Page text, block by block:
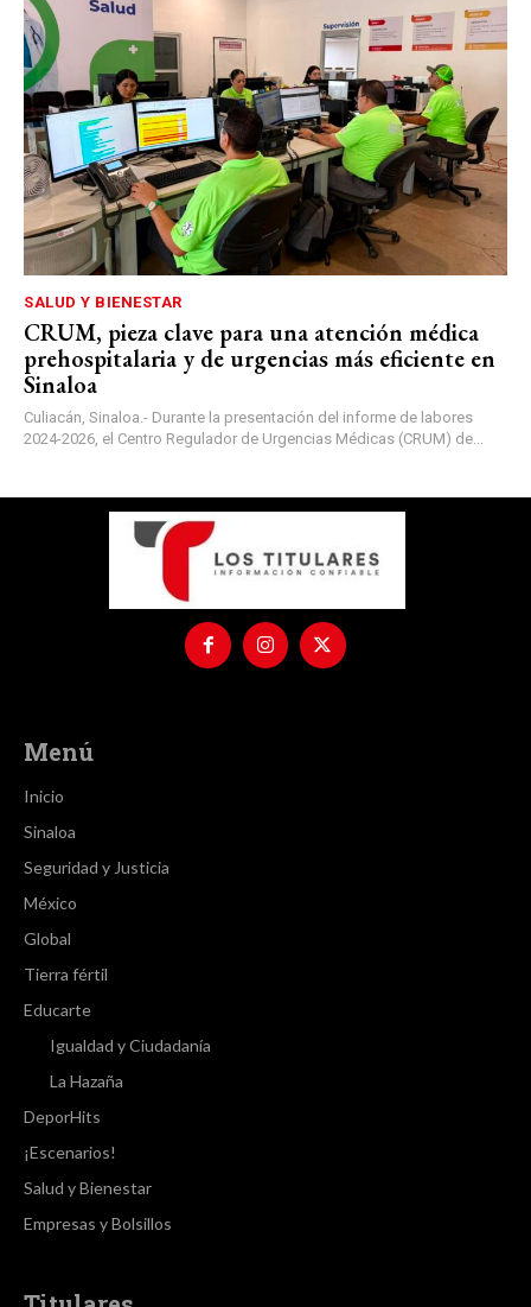
SALUD Y BIENESTAR
CRUM, pieza clave para una atención médica
prehospitalaria y de urgencias más eficiente en
Sinaloa
Culiacán, Sinaloa.- Durante la presentación del informe de labores
2024-2026, el Centro Regulador de Urgencias Médicas (CRUM) de...
Menú
Inicio
Sinaloa
Seguridad y Justicia
México
Global
Tierra fértil
Educarte
Igualdad y Ciudadanía
La Hazaña
DeporHits
¡Escenarios!
Salud y Bienestar
Empresas y Bolsillos